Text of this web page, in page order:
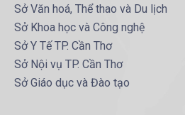
Sở Văn hoá, Thể thao và Du lịch
Sở Khoa học và Công nghệ
Sở Y Tế TP. Cần Thơ
Sở Nội vụ TP. Cần Thơ
Sở Giáo dục và Đào tạo